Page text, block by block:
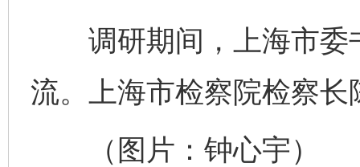
调研期间，上海市委
流。上海市检察院检察长
（图片：钟心宇）
完善运行机制助力责任有效落实 一纸欠